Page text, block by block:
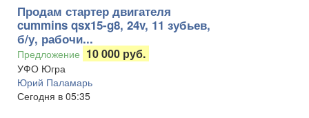
Продам стартер двигателя
cummins qsx15-g8, 24v, 11 зубьев,
б/у, рабочи...
Предложение 10 000 руб.
УФО Югра
Юрий Паламарь
Сегодня в 05:35